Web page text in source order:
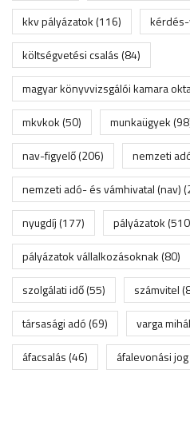
kkv pályázatok(116)
költségvetési csalás(84)
magyar könyvvizsgálói kamara
mkvkok(50) munkaügyek
nav-figyelő(206) nemzeti
nemzeti adó- és vámhivatal (nav)
nyugdíj(177) pályázatok
pályázatok vállalkozásoknak(80)
szolgálati idő(55) számvitel
társasági adó(69) varga
áfacsalás(46) áfalevonási jog